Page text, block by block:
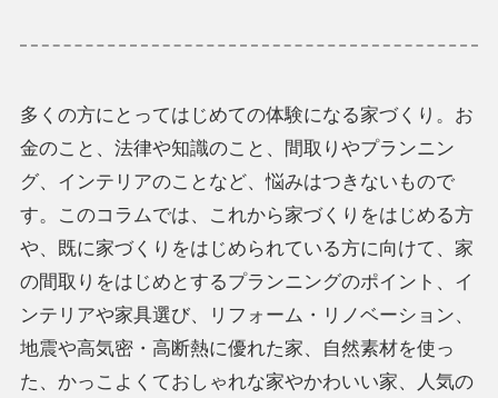
多くの方にとってはじめての体験になる家づくり。お
金のこと、法律や知識のこと、間取りやプランニン
グ、インテリアのことなど、悩みはつきないもので
す。このコラムでは、これから家づくりをはじめる方
や、既に家づくりをはじめられている方に向けて、家
の間取りをはじめとするプランニングのポイント、イ
ンテリアや家具選び、リフォーム・リノベーション、
地震や高気密・高断熱に優れた家、自然素材を使っ
た、かっこよくておしゃれな家やかわいい家、人気の